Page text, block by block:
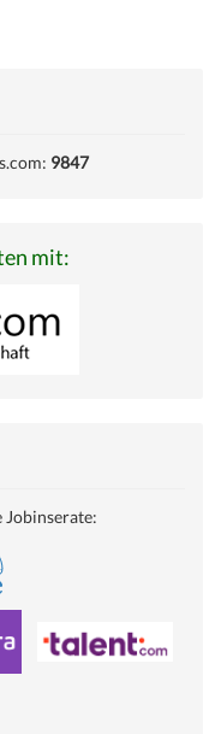
9847
mit:
Jobinserate: